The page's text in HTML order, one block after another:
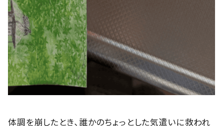
体調を崩したとき、誰かのちょっとした気遣いに救われ